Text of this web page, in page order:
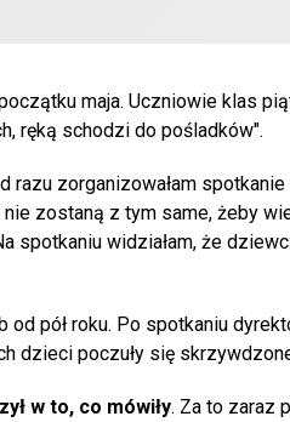
maja. Uczniowie klas
ręką schodzi do pośladków".
zorganizowałam
zostaną z tym same, żeby
spotkaniu widziałam, że
pół roku. Po spotkaniu
dzieci poczuły się
w to, co mówiły. Za to zaraz